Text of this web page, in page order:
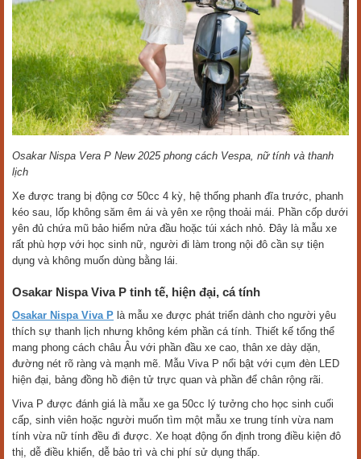
Osakar Nispa Vera P New 2025 phong cách Vespa, nữ tính và thanh
lịch
Xe được trang bị động cơ 50cc 4 kỳ, hệ thống phanh đĩa trước, phanh
kéo sau, lốp không săm êm ái và yên xe rộng thoải mái. Phần cốp dưới
yên đủ chứa mũ bảo hiểm nửa đầu hoặc túi xách nhỏ. Đây là mẫu xe
rất phù hợp với học sinh nữ, người đi làm trong nội đô cần sự tiện
dụng và không muốn dùng bằng lái.
Osakar Nispa Viva P tinh tế, hiện đại, cá tính
Osakar Nispa Viva P là mẫu xe được phát triển dành cho người yêu
thích sự thanh lịch nhưng không kém phần cá tính. Thiết kế tổng thể
mang phong cách châu Âu với phần đầu xe cao, thân xe dày dặn,
đường nét rõ ràng và mạnh mẽ. Mẫu Viva P nổi bật với cụm đèn LED
hiện đại, bảng đồng hồ điện tử trực quan và phần để chân rộng rãi.
Viva P được đánh giá là mẫu xe ga 50cc lý tưởng cho học sinh cuối
cấp, sinh viên hoặc người muốn tìm một mẫu xe trung tính vừa nam
tính vừa nữ tính đều đi được. Xe hoạt động ổn định trong điều kiện đô
thị, dễ điều khiển, dễ bảo trì và chi phí sử dụng thấp.